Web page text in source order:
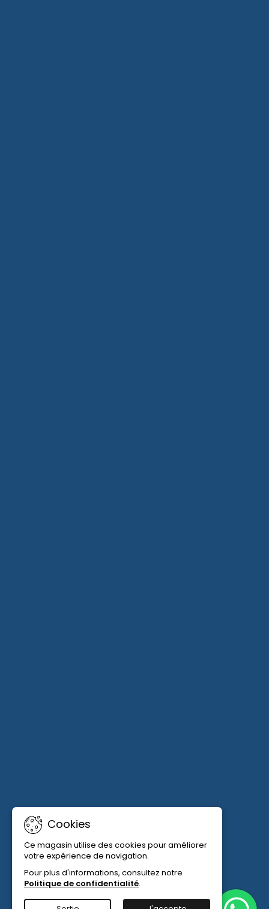
Cookies
Ce magasin utilise des cookies pour améliorer
votre expérience de navigation.
Pour plus d'informations, consultez notre
Politique de confidentialité.